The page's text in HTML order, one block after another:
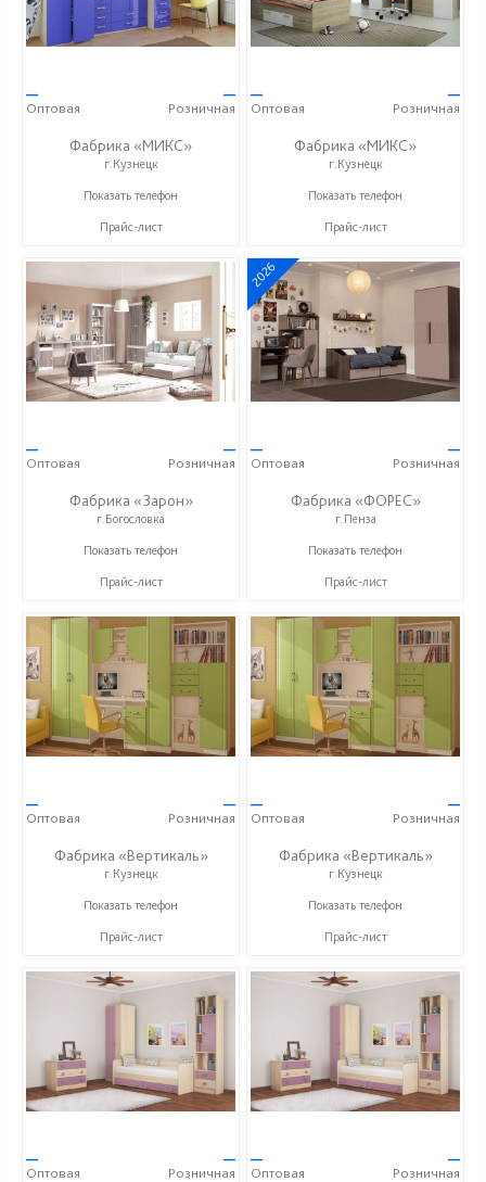
—
Оптовая
—
Розничная
Фабрика «МИКС»
г.Кузнецк
+7 (937) 423-36-37
Показать телефон
Прайс-лист
—
Оптовая
—
Розничная
Фабрика «МИКС»
г.Кузнецк
+7 (937) 423-36-37
Показать телефон
Прайс-лист
—
Оптовая
—
Розничная
Фабрика «Зарон»
г.Богословка
+7 (8412) 21-50-66
Показать телефон
Прайс-лист
2026
—
Оптовая
—
Розничная
Фабрика «ФОРЕС»
г.Пенза
+7 (8412) 73-85-16
Показать телефон
Прайс-лист
—
Оптовая
—
Розничная
Фабрика «Вертикаль»
г.Кузнецк
+7 (927) 38-059-88
Показать телефон
Прайс-лист
—
Оптовая
—
Розничная
Фабрика «Вертикаль»
г.Кузнецк
+7 (927) 38-059-88
Показать телефон
Прайс-лист
—
Оптовая
—
Розничная
—
Оптовая
—
Розничная